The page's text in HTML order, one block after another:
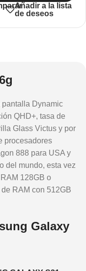
Añadir a la lista
de deseos
pantalla Dynamic
QHD+, tasa de
Glass Victus y por
procesadores
888 para USA y
del mundo, esta vez
128GB o
RAM con 512GB
Galaxy